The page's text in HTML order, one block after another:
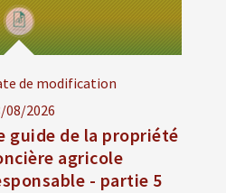
de modification
08/2026
guide de la propriété
agricole
- partie 5